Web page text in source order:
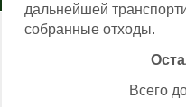
дальнейшей
собранные отходы.
Всего